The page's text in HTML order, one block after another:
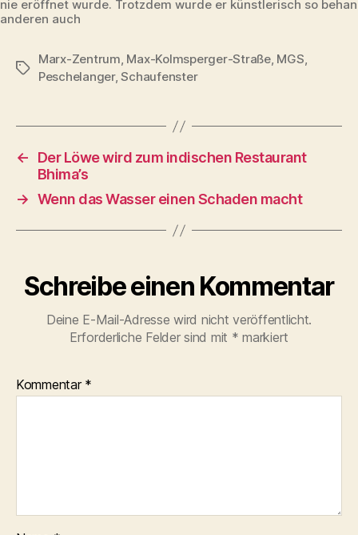
nie eröffnet wurde. Trotzdem wurde er künstlerisch so
anderen auch
Schlagwörter
Marx-Zentrum, Max-Kolmsperger-Straße, MGS,
Peschelanger,Schaufenster
←
Der Löwe wird zum indischen Restaurant
Bhima’s
→ Wenn das Wasser einen Schaden macht
Schreibe einen Kommentar
Deine E-Mail-Adresse wird nicht veröffentlicht.
Erforderliche Felder sind mit * markiert
Kommentar *